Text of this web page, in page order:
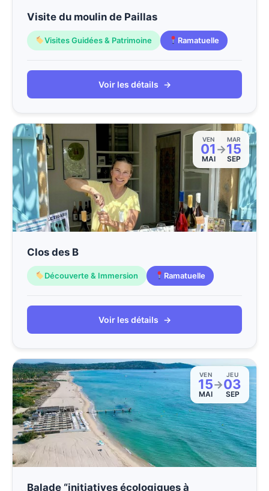
Visite du moulin de Paillas
Visites Guidées & Patrimoine Ramatuelle
Voir les détails →
VEN
01
MAI
→
MAR
15
SEP
Clos des B
Découverte & Immersion Ramatuelle
Voir les détails →
VEN
15
MAI
→
JEU
03
SEP
Balade “initiatives écologiques à